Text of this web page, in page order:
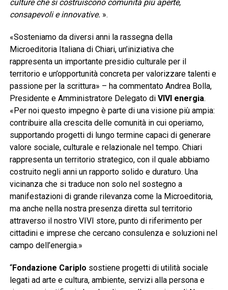
culture che si costruiscono comunità più aperte,
consapevoli e innovative. ».
«Sosteniamo da diversi anni la rassegna della
Microeditoria Italiana di Chiari, un’iniziativa che
rappresenta un importante presidio culturale per il
territorio e un’opportunità concreta per valorizzare talenti e
passione per la scrittura» – ha commentato Andrea Bolla,
Presidente e Amministratore Delegato di VIVI energia.
«Per noi questo impegno è parte di una visione più ampia:
contribuire alla crescita delle comunità in cui operiamo,
supportando progetti di lungo termine capaci di generare
valore sociale, culturale e relazionale nel tempo. Chiari
rappresenta un territorio strategico, con il quale abbiamo
costruito negli anni un rapporto solido e duraturo. Una
vicinanza che si traduce non solo nel sostegno a
manifestazioni di grande rilevanza come la Microeditoria,
ma anche nella nostra presenza diretta sul territorio
attraverso il nostro VIVI store, punto di riferimento per
cittadini e imprese che cercano consulenza e soluzioni nel
campo dell’energia.»
“Fondazione Cariplo sostiene progetti di utilità sociale
legati ad arte e cultura, ambiente, servizi alla persona e